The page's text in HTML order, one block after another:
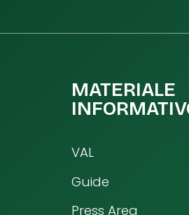
MATERIALE
VAL
Guide
Press Area